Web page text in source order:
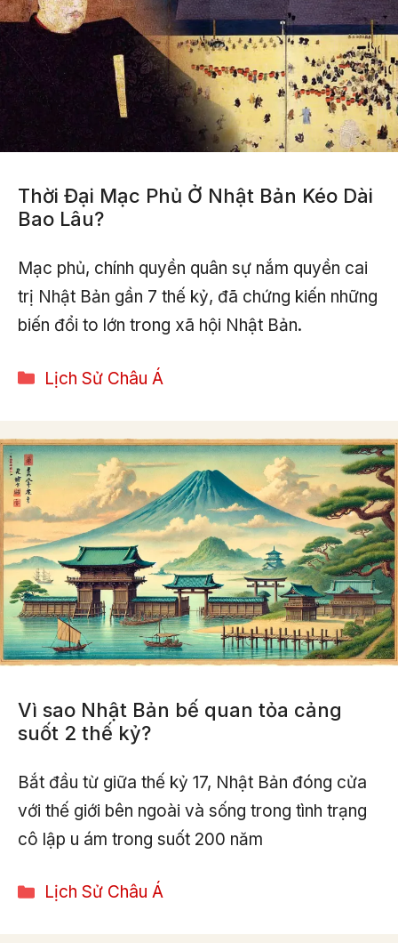
Thời Đại Mạc Phủ Ở Nhật Bản Kéo Dài
Bao Lâu?
Mạc phủ, chính quyền quân sự nắm quyền cai
trị Nhật Bản gần 7 thế kỷ, đã chứng kiến những
biến đổi to lớn trong xã hội Nhật Bản.
Categories
Lịch Sử Châu Á
Vì sao Nhật Bản bế quan tỏa cảng
suốt 2 thế kỷ?
Bắt đầu từ giữa thế kỷ 17, Nhật Bản đóng cửa
với thế giới bên ngoài và sống trong tình trạng
cô lập u ám trong suốt 200 năm
Categories
Lịch Sử Châu Á